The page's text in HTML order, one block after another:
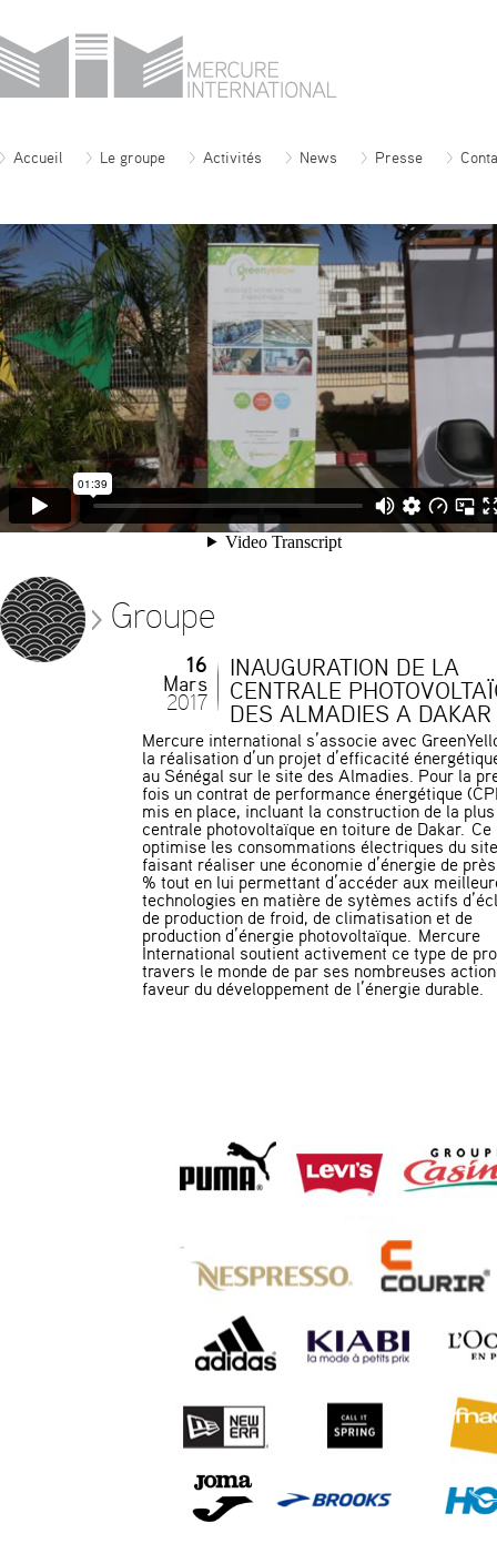
Accueil Le groupe Activités News Presse
Groupe
16
Mars
2017
INAUGURATION DE LA
CENTRALE
DES ALMADIES A DAKAR
Mercure international s’associe avec
la réalisation d’un projet d’efficacité
au Sénégal sur le site des Almadies. Pour la
fois un contrat de performance énergétique
mis en place, incluant la construction de la plus
centrale photovoltaïque en toiture de Dakar. Ce
optimise les consommations électriques du
faisant réaliser une économie d’énergie de
% tout en lui permettant d’accéder aux
technologies en matière de sytèmes actifs
de production de froid, de climatisation et de
production d’énergie photovoltaïque. Mercure
International soutient activement ce type de
travers le monde de par ses nombreuses
faveur du développement de l’énergie durable.